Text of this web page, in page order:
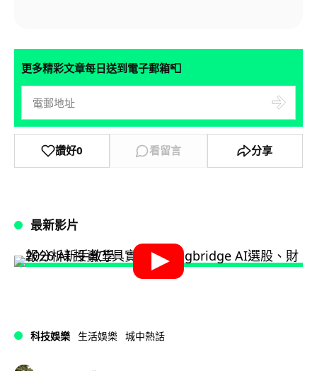
更多精彩文章每日送到電子郵箱📮
讚好0 看留言 分享
最新影片
科技娛樂 生活娛樂 城中熱話